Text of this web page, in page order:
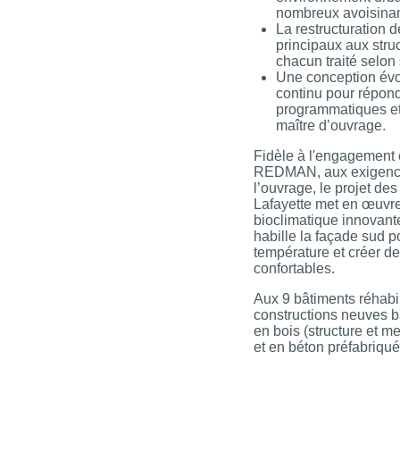
nombreux
La restructuration
principaux aux
chacun traité
Une conception
continu pour
programmatiques
maître d’ouvrage.
Fidèle à
REDMAN, aux
l’ouvrage, le projet
Lafayette met en
bioclimatique
habille la façade sud
température et créer
confortables.
Aux 9 bâtiments
constructions neuves
en bois (structure et
et en béton